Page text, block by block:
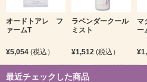
オードトアレ フ
ァームT
¥5,054 (税込）
ラベンダークール
ミスト
¥1,512 (税込）
マ
ー
最近チェックした商品